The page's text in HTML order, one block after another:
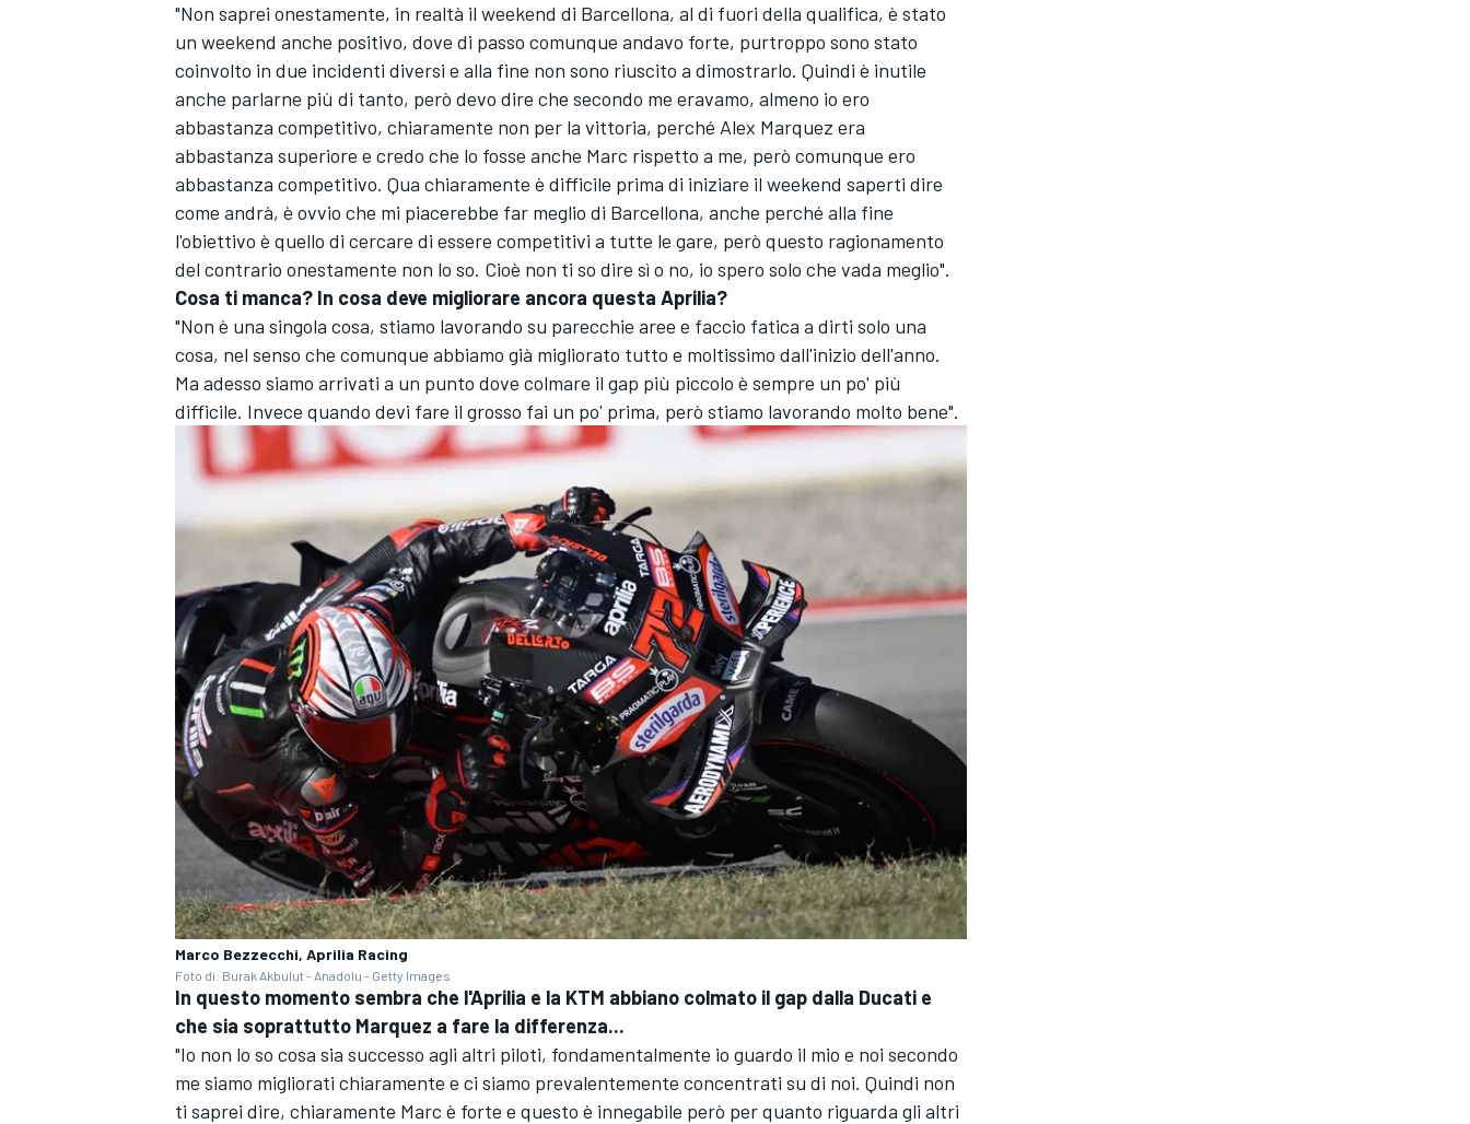
ENDURANCE/GT
MONOMARCA
RALLY
"Non saprei onestamente, in realtà il weekend di Barcellona, al di fuori della qualifica, è stato
un weekend anche positivo, dove di passo comunque andavo forte, purtroppo sono stato
coinvolto in due incidenti diversi e alla fine non sono riuscito a dimostrarlo. Quindi è inutile
anche parlarne più di tanto, però devo dire che secondo me eravamo, almeno io ero
abbastanza competitivo, chiaramente non per la vittoria, perché Alex Marquez era
abbastanza superiore e credo che lo fosse anche Marc rispetto a me, però comunque ero
abbastanza competitivo. Qua chiaramente è difficile prima di iniziare il weekend saperti dire
come andrà, è ovvio che mi piacerebbe far meglio di Barcellona, anche perché alla fine
l'obiettivo è quello di cercare di essere competitivi a tutte le gare, però questo ragionamento
del contrario onestamente non lo so. Cioè non ti so dire sì o no, io spero solo che vada meglio".
Cosa ti manca? In cosa deve migliorare ancora questa Aprilia?
"Non è una singola cosa, stiamo lavorando su parecchie aree e faccio fatica a dirti solo una
cosa, nel senso che comunque abbiamo già migliorato tutto e moltissimo dall'inizio dell'anno.
Ma adesso siamo arrivati a un punto dove colmare il gap più piccolo è sempre un po' più
difficile. Invece quando devi fare il grosso fai un po' prima, però stiamo lavorando molto bene".
Marco Bezzecchi, Aprilia Racing
Foto di: Burak Akbulut - Anadolu - Getty Images
In questo momento sembra che l'Aprilia e la KTM abbiano colmato il gap dalla Ducati e
che sia soprattutto Marquez a fare la differenza...
"Io non lo so cosa sia successo agli altri piloti, fondamentalmente io guardo il mio e noi secondo
me siamo migliorati chiaramente e ci siamo prevalentemente concentrati su di noi. Quindi non
ti saprei dire, chiaramente Marc è forte e questo è innegabile però per quanto riguarda gli altri